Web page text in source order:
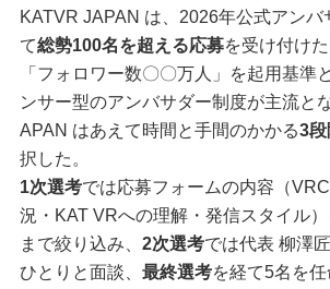
KATVR JAPAN は、2026年公式アンバ
て総勢100名を超える応募を受け付け
「フォロワー数〇〇万人」を起用基準
ンサー型のアンバサダー制度が主流と
APAN はあえて時間と手間のかかる3段
択した。
1次選考では応募フォームの内容（
況・KAT VRへの理解・発信スタイル
まで絞り込み、 2次選考では代表 柳澤
ひとりと面談、 最終選考を経て5名を任